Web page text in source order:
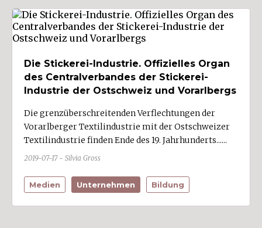
Die Stickerei-Industrie. Offizielles Organ
des Centralverbandes der Stickerei-
Industrie der Ostschweiz und Vorarlbergs
Die grenzüberschreitenden Verflechtungen der
Vorarlberger Textilindustrie mit der Ostschweizer
Textilindustrie finden Ende des 19. Jahrhunderts......
2019-07-17 - Silvia Gross
Medien Unternehmen Bildung